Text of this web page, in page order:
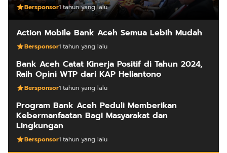
Bersponsor1 tahun yang lalu
Action Mobile Bank Aceh Semua Lebih Mudah
Bersponsor1 tahun yang lalu
Bank Aceh Catat Kinerja Positif di Tahun 2024,
Raih Opini WTP dari KAP Heliantono
Bersponsor1 tahun yang lalu
Program Bank Aceh Peduli Memberikan
Kebermanfaatan Bagi Masyarakat dan
Lingkungan
Bersponsor1 tahun yang lalu